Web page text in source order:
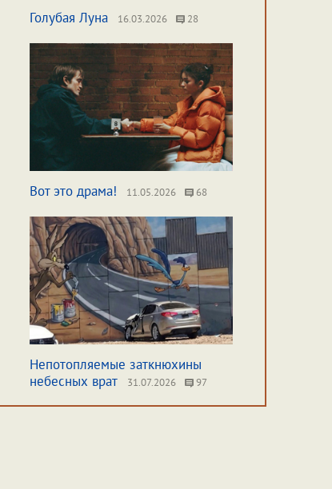
Голубая Луна 16.03.2026 28
Вот это драма! 11.05.2026 68
Непотопляемые заткнюхины
небесных врат
31.07.2026 97